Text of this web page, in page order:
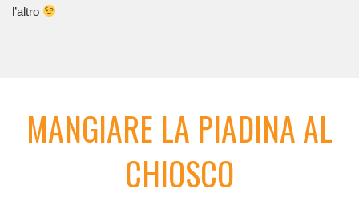
l’altro
MANGIARE LA PIADINA AL
CHIOSCO